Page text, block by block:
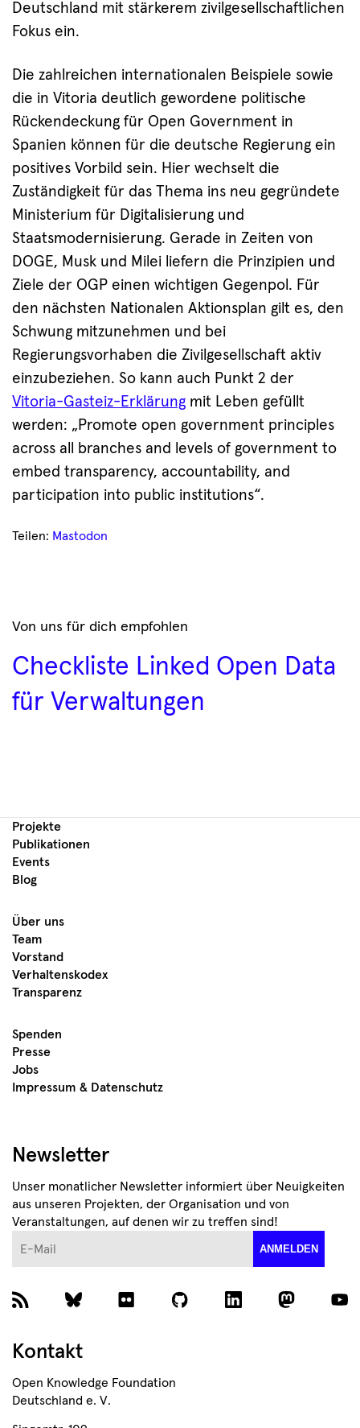
Deutschland mit stärkerem zivilgesellschaftlichen
Fokus ein.
Die zahlreichen internationalen Beispiele sowie
die in Vitoria deutlich gewordene politische
Rückendeckung für Open Government in
Spanien können für die deutsche Regierung ein
positives Vorbild sein. Hier wechselt die
Zuständigkeit für das Thema ins neu gegründete
Ministerium für Digitalisierung und
Staatsmodernisierung. Gerade in Zeiten von
DOGE, Musk und Milei liefern die Prinzipien und
Ziele der OGP einen wichtigen Gegenpol. Für
den nächsten Nationalen Aktionsplan gilt es, den
Schwung mitzunehmen und bei
Regierungsvorhaben die Zivilgesellschaft aktiv
einzubeziehen. So kann auch Punkt 2 der
Vitoria-Gasteiz-Erklärung mit Leben gefüllt
werden: „Promote open government principles
across all branches and levels of government to
embed transparency, accountability, and
participation into public institutions“.
Teilen: Mastodon
Von uns für dich empfohlen
Checkliste Linked Open Data
für Verwaltungen
Projekte
Publikationen
Events
Blog
Über uns
Team
Vorstand
Verhaltenskodex
Transparenz
Spenden
Presse
Jobs
Impressum & Datenschutz
Newsletter
Unser monatlicher Newsletter informiert über Neuigkeiten
aus unseren Projekten, der Organisation und von
Veranstaltungen, auf denen wir zu treffen sind!
ANMELDEN
Kontakt
Open Knowledge Foundation
Deutschland e. V.